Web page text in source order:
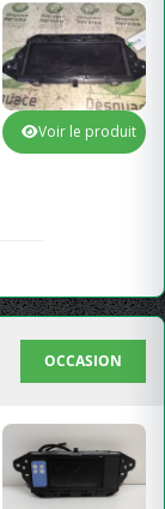
Voir le produit
OCCASION